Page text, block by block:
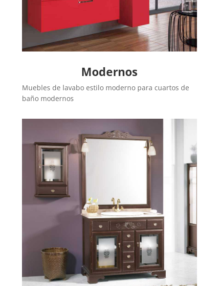
Modernos
Muebles de lavabo estilo moderno para cuartos de
baño modernos